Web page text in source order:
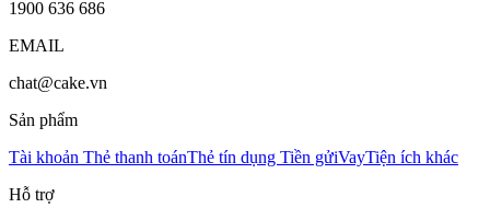
1900 636 686
EMAIL
chat@cake.vn
Sản phẩm
Tài khoản Thẻ thanh toánThẻ tín dụng Tiền gửiVayTiện ích khác
Hỗ trợ